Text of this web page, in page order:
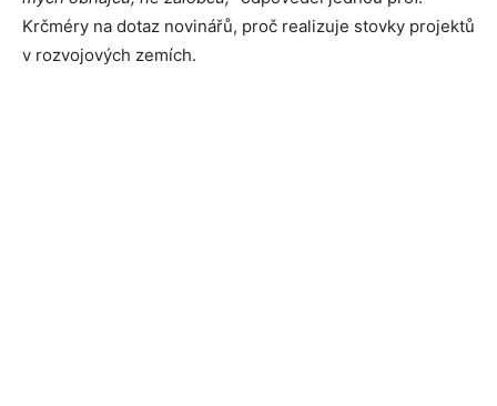
Krčméry na dotaz novinářů, proč realizuje stovky projektů
v rozvojových zemích.